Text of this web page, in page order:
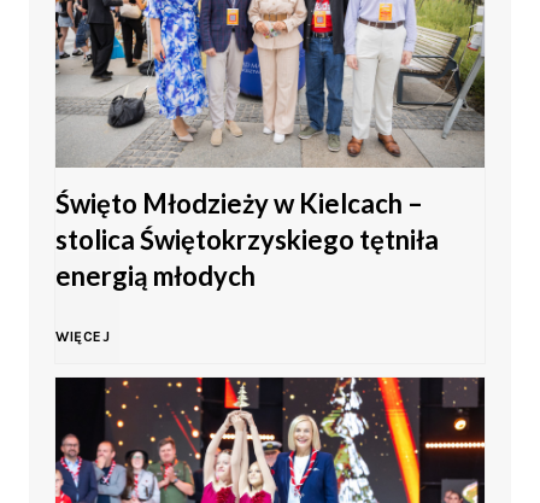
Święto Młodzieży w Kielcach –
stolica Świętokrzyskiego tętniła
energią młodych
WIĘCEJŚ
w
i